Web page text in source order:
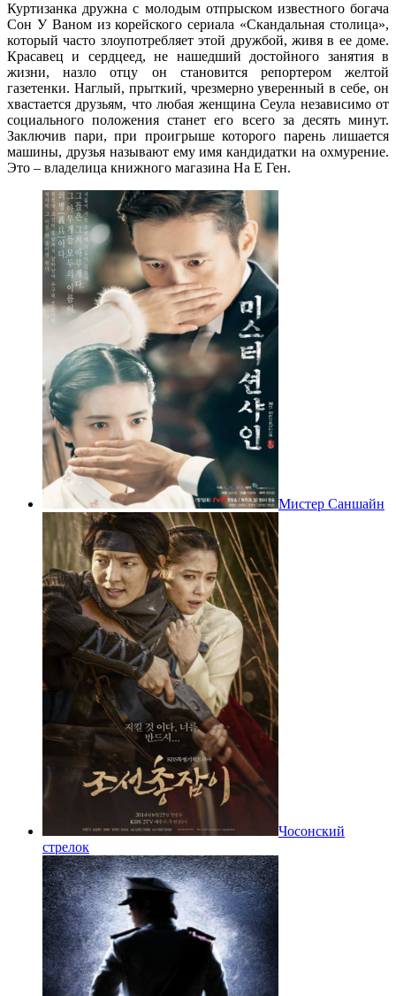
Куртизанка дружна с молодым отпрыском известного богача
Сон У Ваном из корейского сериала «Скандальная столица»,
который часто злоупотребляет этой дружбой, живя в ее доме.
Красавец и сердцеед, не нашедший достойного занятия в
жизни, назло отцу он становится репортером желтой
газетенки. Наглый, прыткий, чрезмерно уверенный в себе, он
хвастается друзьям, что любая женщина Сеула независимо от
социального положения станет его всего за десять минут.
Заключив пари, при проигрыше которого парень лишается
машины, друзья называют ему имя кандидатки на охмурение.
Это – владелица книжного магазина На Е Ген.
Мистер Саншайн
Чосонский
стрелок